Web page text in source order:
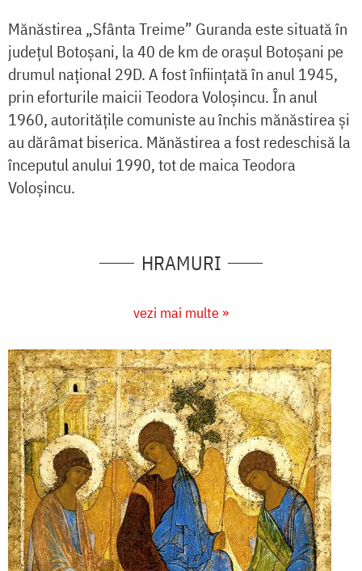
Mănăstirea „Sfânta Treime” Guranda este situată în
județul Botoșani, la 40 de km de oraşul Botoșani pe
drumul național 29D. A fost înființată în anul 1945,
prin eforturile maicii Teodora Voloșincu. În anul
1960, autoritățile comuniste au închis mănăstirea și
au dărâmat biserica. Mănăstirea a fost redeschisă la
începutul anului 1990, tot de maica Teodora
Voloșincu.
HRAMURI
vezi mai multe »